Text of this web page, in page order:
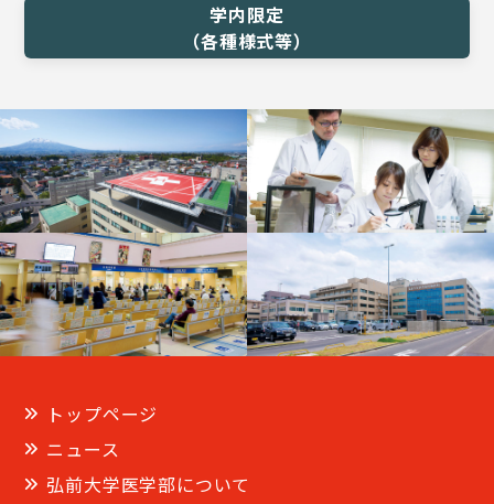
学内限定
（各種様式等）
トップページ
ニュース
弘前大学医学部について